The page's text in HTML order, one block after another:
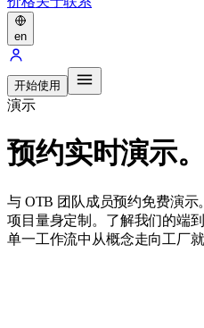
en
开始使用
演示
预约实时演示。
与 OTB 团队成员预约免费演
项目量身定制。了解我们的端
单一工作流中从概念走向工厂就